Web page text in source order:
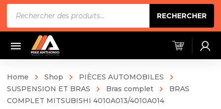
produits
RECHERCHER
Home Shop
PIÈCES AUTOMOBILES
SUSPENSION ET BRAS
Bras complet
BRAS
COMPLET MITSUBISHI 4010A013/4010A014